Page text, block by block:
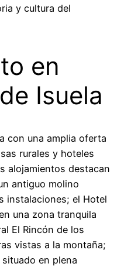
y cultura del
en
Isuela
con una amplia oferta
rurales y hoteles
alojamientos destacan
antiguo molino
instalaciones; el Hotel
una zona tranquila
El Rincón de los
vistas a la montaña;
en plena